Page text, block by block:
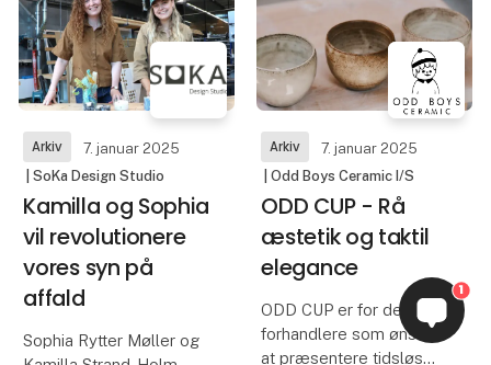
sidste år, men allerede
inden havde de
kickstartet deres
iværksætteri.
Arkiv
7. januar 2025
| SoKa Design Studio
Kamilla og Sophia
vil revolutionere
vores syn på
affald
Sophia Rytter Møller og
Arkiv
7. januar 2025
| Odd Boys Ceramic I/S
ODD CUP - Rå
æstetik og taktil
elegance
ODD CUP er for de
forhandlere som ønsker
at præsentere tidsløs
1